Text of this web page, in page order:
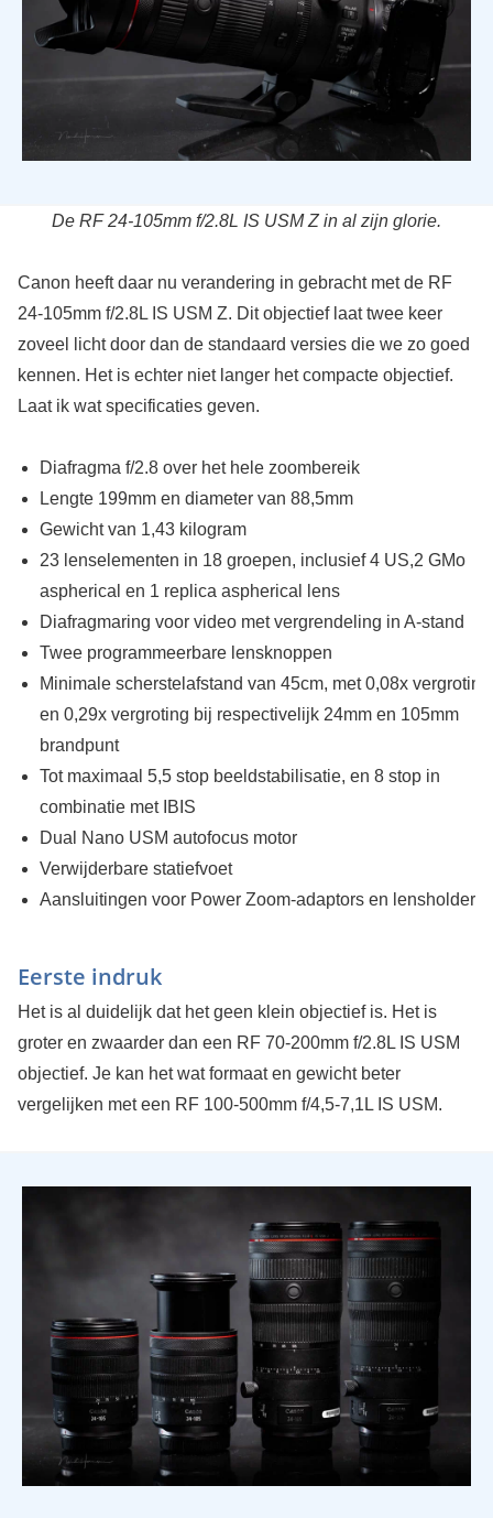
De RF 24-105mm f/2.8L IS USM Z in al zijn glorie.
Canon heeft daar nu verandering in gebracht met de RF
24-105mm f/2.8L IS USM Z. Dit objectief laat twee keer
zoveel licht door dan de standaard versies die we zo goed
kennen. Het is echter niet langer het compacte objectief.
Laat ik wat specificaties geven.
Diafragma f/2.8 over het hele zoombereik
Lengte 199mm en diameter van 88,5mm
Gewicht van 1,43 kilogram
23 lenselementen in 18 groepen, inclusief 4 US,2 GMo
aspherical en 1 replica aspherical lens
Diafragmaring voor video met vergrendeling in A-stand
Twee programmeerbare lensknoppen
Minimale scherstelafstand van 45cm, met 0,08x vergroting
en 0,29x vergroting bij respectivelijk 24mm en 105mm
brandpunt
Tot maximaal 5,5 stop beeldstabilisatie, en 8 stop in
combinatie met IBIS
Dual Nano USM autofocus motor
Verwijderbare statiefvoet
Aansluitingen voor Power Zoom-adaptors en lensholder
Eerste indruk
Het is al duidelijk dat het geen klein objectief is. Het is
groter en zwaarder dan een RF 70-200mm f/2.8L IS USM
objectief. Je kan het wat formaat en gewicht beter
vergelijken met een RF 100-500mm f/4,5-7,1L IS USM.